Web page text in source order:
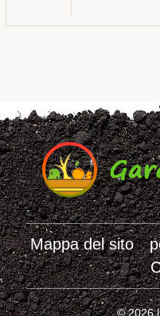
Mappa del sito
© 2026 |